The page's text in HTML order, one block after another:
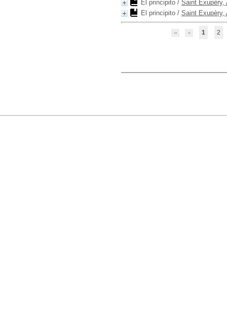
El principito / Saint Exupèry,
El principito / Saint Exupèry,
1 2